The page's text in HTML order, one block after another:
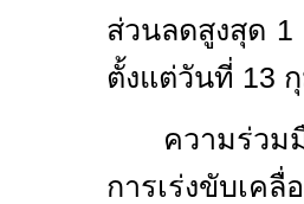
ส่วนลดสูงสุด 1
ตั้งแต่วันที่ 13
ความร่วม
การเร่งขับเค